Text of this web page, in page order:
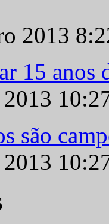
2013
15 anos
2013
são